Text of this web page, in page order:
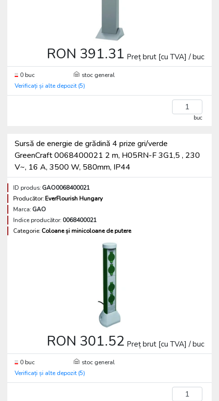
RON 391.31 Preț brut [cu TVA] / buc
0 buc
stoc general
Verificați și alte depozit (5)
buc
Sursă de energie de grădină 4 prize gri/verde
GreenCraft 0068400021 2 m, H05RN-F 3G1,5 , 230
V~, 16 A, 3500 W, 580mm, IP44
ID produs: GAO0068400021
Producător:EverFlourish Hungary
Marca: GAO
Indice producător: 0068400021
Categorie: Coloane și minicoloane de putere
RON 301.52 Preț brut [cu TVA] / buc
0 buc
stoc general
Verificați și alte depozit (5)